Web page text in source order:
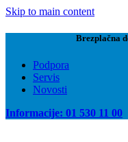
Skip to main content
Brezplačna
Podpora
Servis
Novosti
Informacije: 01 530 11 00